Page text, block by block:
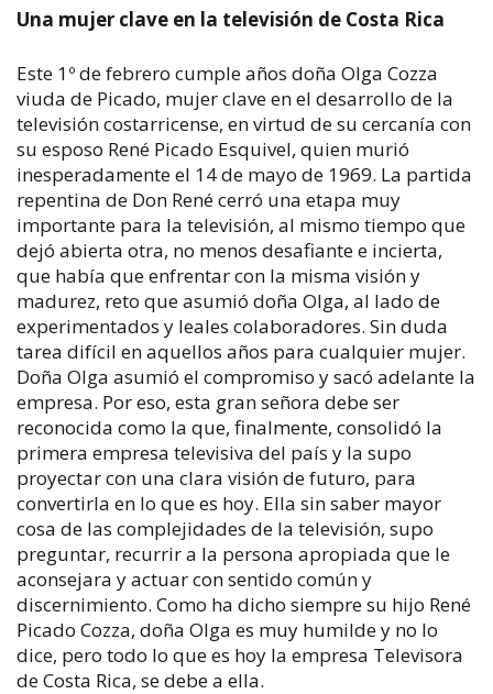
Una mujer clave en la televisión de Costa Rica
Este 1º de febrero cumple años doña Olga Cozza
viuda de Picado, mujer clave en el desarrollo de la
televisión costarricense, en virtud de su cercanía con
su esposo René Picado Esquivel, quien murió
inesperadamente el 14 de mayo de 1969. La partida
repentina de Don René cerró una etapa muy
importante para la televisión, al mismo tiempo que
dejó abierta otra, no menos desafiante e incierta,
que había que enfrentar con la misma visión y
madurez, reto que asumió doña Olga, al lado de
experimentados y leales colaboradores. Sin duda
tarea difícil en aquellos años para cualquier mujer.
Doña Olga asumió el compromiso y sacó adelante la
empresa. Por eso, esta gran señora debe ser
reconocida como la que, finalmente, consolidó la
primera empresa televisiva del país y la supo
proyectar con una clara visión de futuro, para
convertirla en lo que es hoy. Ella sin saber mayor
cosa de las complejidades de la televisión, supo
preguntar, recurrir a la persona apropiada que le
aconsejara y actuar con sentido común y
discernimiento. Como ha dicho siempre su hijo René
Picado Cozza, doña Olga es muy humilde y no lo
dice, pero todo lo que es hoy la empresa Televisora
de Costa Rica, se debe a ella.